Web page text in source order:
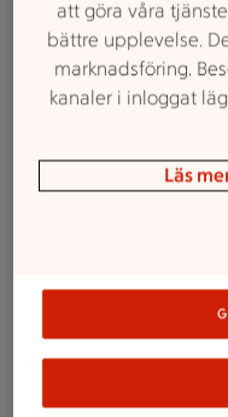
Här varnar vi för
värt! Grilla färska
utgå från förkokta.
parmesan och rökig
att göra våra
bättre upplevelse.
marknadsföring.
kanaler i inloggat
Läs